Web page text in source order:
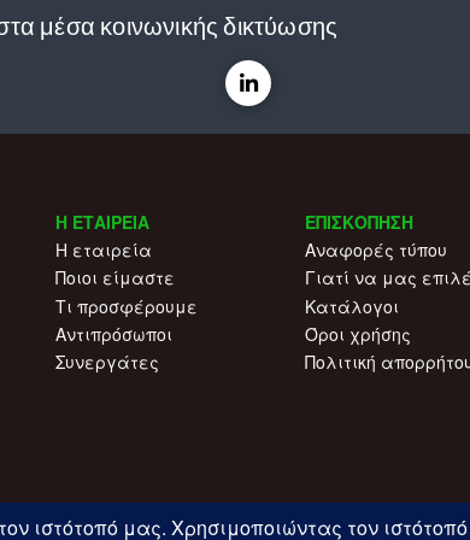
μέσα κοινωνικής δικτύωσης
Η ΕΤΑΙΡΕΙΑ
Η εταιρεία
Ποιοι είμαστε
Τι προσφέρουμε
Αντιπρόσωποι
Συνεργάτες
ΕΠΙΣΚΟΠΗΣΗ
Αναφορές τύπου
Γιατί να μας
Κατάλογοι
Όροι χρήσης
Πολιτική